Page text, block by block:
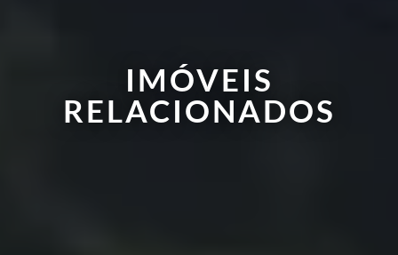
IMÓVEIS
RELACIONADOS